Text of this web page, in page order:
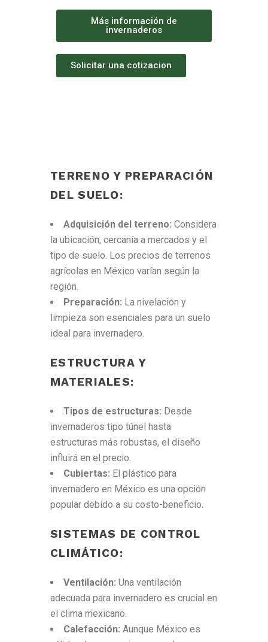
Más información de
invernaderos
Solicitar una cotizacion
TERRENO Y PREPARACIÓN
DEL SUELO:
Adquisición del terreno: Considera
la ubicación, cercanía a mercados y el
tipo de suelo. Los precios de terrenos
agrícolas en México varían según la
región.
Preparación: La nivelación y
limpieza son esenciales para un suelo
ideal para invernadero.
ESTRUCTURA Y
MATERIALES:
Tipos de estructuras: Desde
invernaderos tipo túnel hasta
estructuras más robustas, el diseño
influirá en el precio.
Cubiertas: El plástico para
invernadero en México es una opción
popular debido a su costo-beneficio.
SISTEMAS DE CONTROL
CLIMÁTICO:
Ventilación: Una ventilación
adecuada para invernadero es crucial en
el clima mexicano.
Calefacción: Aunque México es